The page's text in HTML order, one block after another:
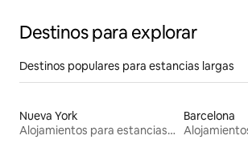
Destinos para explorar
Destinos populares para estancias largas
Nueva York
Alojamientos para estancias largas
Barcelona